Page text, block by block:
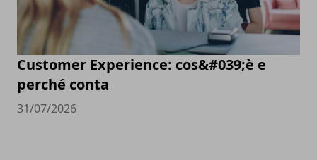
Customer Experience: cos&#039;è e
perché conta
31/07/2026